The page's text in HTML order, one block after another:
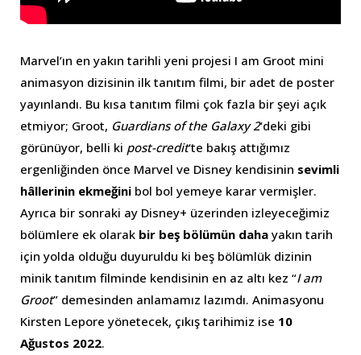
Marvel’ın en yakın tarihli yeni projesi I am Groot mini
animasyon dizisinin ilk tanıtım filmi, bir adet de poster
yayınlandı. Bu kısa tanıtım filmi çok fazla bir şeyi açık
etmiyor; Groot, Guardians of the Galaxy 2‘deki gibi
görünüyor, belli ki post-credit‘te bakış attığımız
ergenliğinden önce Marvel ve Disney kendisinin sevimli
hâllerinin ekmeğini bol bol yemeye karar vermişler.
Ayrıca bir sonraki ay Disney+ üzerinden izleyeceğimiz
bölümlere ek olarak bir beş bölümün daha yakın tarih
için yolda olduğu duyuruldu ki beş bölümlük dizinin
minik tanıtım filminde kendisinin en az altı kez “I am
Groot” demesinden anlamamız lazımdı. Animasyonu
Kirsten Lepore yönetecek, çıkış tarihimiz ise 10
Ağustos 2022.